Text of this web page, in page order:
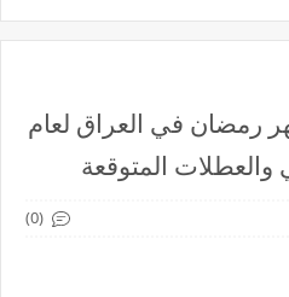
رمضان في العراق لعام
(0)